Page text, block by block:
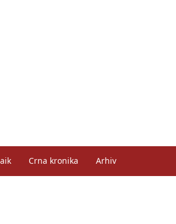
Crna kronika Arhiv